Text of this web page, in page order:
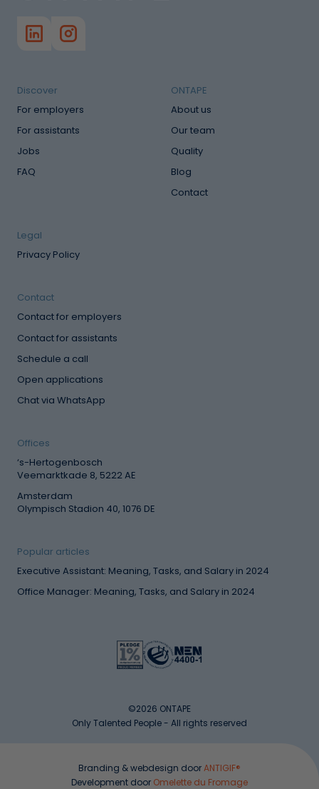
Discover
For employers
For assistants
Jobs
FAQ
ONTAPE
About us
Our team
Quality
Blog
Contact
Legal
Privacy Policy
Contact
Contact for employers
Contact for assistants
Schedule a call
Open applications
Chat via WhatsApp
Offices
‘s-Hertogenbosch
Veemarktkade 8, 5222 AE
Amsterdam
Olympisch Stadion 40, 1076 DE
Popular articles
Executive Assistant: Meaning, Tasks, and Salary in 2024
Office Manager: Meaning, Tasks, and Salary in 2024
©2026 ONTAPE
Only Talented People - All rights reserved
Branding & webdesign doorANTIGIF®
Development door Omelette du Fromage